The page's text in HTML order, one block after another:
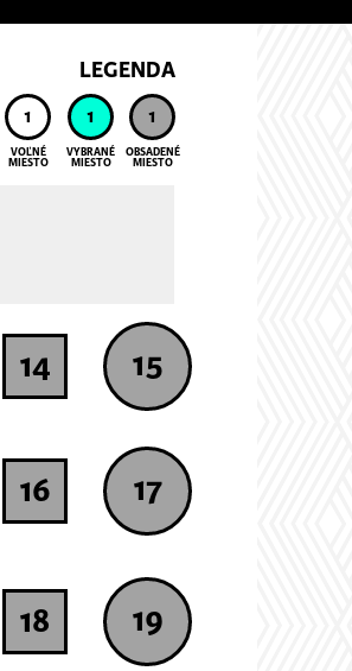
14 15
16 17
18 19
LEGENDA
1
VOĽNÉ
MIESTO
1
VYBRANÉ
MIESTO
1
OBSADENÉ
MIESTO